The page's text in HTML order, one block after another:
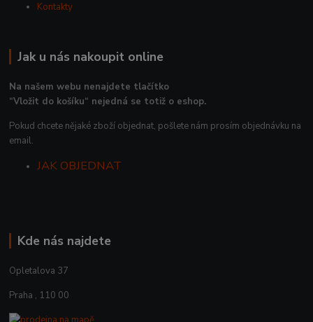
Kontakty
Jak u nás nakoupit online
Na našem webu nenajdete tlačítko
“Vložit do košíku“ nejedná se totiž o eshop.
Pokud chcete nějaké zboží objednat, pošlete nám prosím objednávku na
email.
JAK OBJEDNAT
Kde nás najdete
Opletalova 37
Praha , 110 00